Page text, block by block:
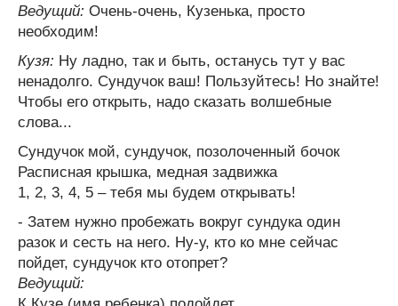
Ведущий: Очень-очень, Кузенька, просто
необходим!
Кузя: Ну ладно, так и быть, останусь тут у вас
ненадолго. Сундучок ваш! Пользуйтесь! Но знайте!
Чтобы его открыть, надо сказать волшебные
слова...
Сундучок мой, сундучок, позолоченный бочок
Расписная крышка, медная задвижка
1, 2, 3, 4, 5 – тебя мы будем открывать!
- Затем нужно пробежать вокруг сундука один
разок и сесть на него. Ну-у, кто ко мне сейчас
пойдет, сундучок кто отопрет?
Ведущий: